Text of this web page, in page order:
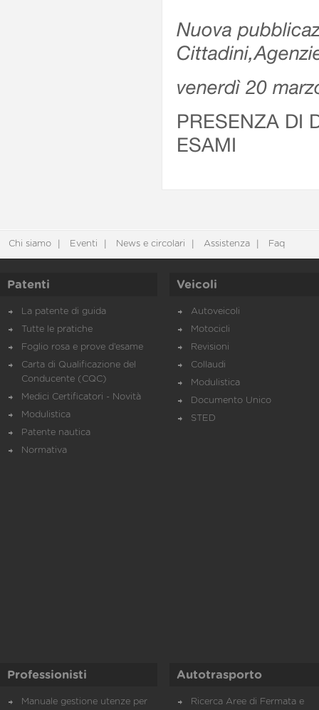
Nuova
venerdì 20
PRESENZA DI
ESAMI
Chi siamo Eventi News e circolari Assistenza Faq
Patenti
La patente di guida
Tutte le pratiche
Foglio rosa e prove d’esame
Carta di Qualificazione del
Conducente (CQC)
Medici Certificatori - Novità
Modulistica
Patente nautica
Normativa
Veicoli
Autoveicoli
Motocicli
Revisioni
Collaudi
Modulistica
Documento Unico
STED
Professionisti
Manuale gestione utenze per
Autotrasporto
Ricerca Aree di Fermata e